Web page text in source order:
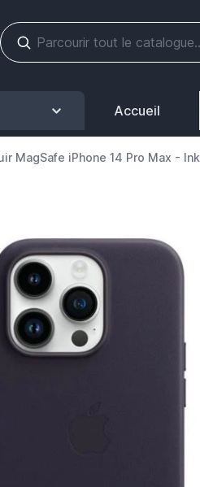
Accueil
MagSafe iPhone 14 Pro Max - Ink